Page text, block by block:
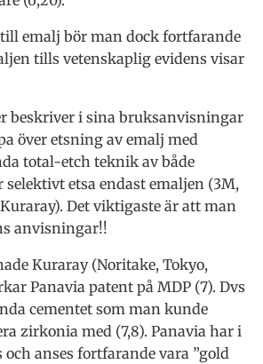
emalj bör man dock fortfarande
tills vetenskaplig evidens visar
beskriver i sina bruksanvisningar
över etsning av emalj med
total-etch teknik av både
etsa endast emaljen (3M,
Det viktigaste är att man
anvisningar!!
Kuraray (Noritake, Tokyo,
Panavia patent på MDP (7). Dvs
cementet som man kunde
zirkonia med (7,8). Panavia har i
anses fortfarande vara ”gold